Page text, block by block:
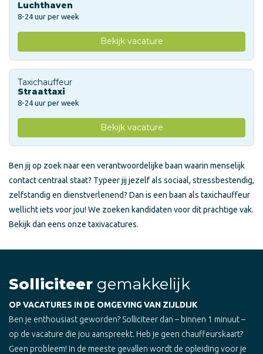
Luchthaven
8-24 uur per week
Bekijk vacature
Taxichauffeur
Straattaxi
8-24 uur per week
Bekijk vacature
Ben jij op zoek naar een verantwoordelijke baan waarin menselijk
contact centraal staat? Typeer jij jezelf als sociaal, stressbestendig,
zelfstandig en dienstverlenend? Dan is een baan als taxichauffeur
wellicht iets voor jou! We zoeken kandidaten voor dit prachtige vak.
Bekijk dan eens onze taxivacatures.
Solliciteer gemakkelijk
OP VACATURES IN DE OMGEVING VAN ZIJLDIJK
Ben je enthousiast geworden? Solliciteer dan – binnen 1 minuut –
op de vacature die jou aanspreekt. Heb je geen chauffeurskaart?
Geen probleem! In de meeste gevallen wordt de opleiding voor je